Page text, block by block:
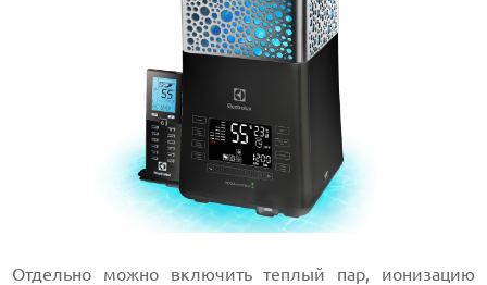
Отдельно можно включить теплый пар, ионизацию